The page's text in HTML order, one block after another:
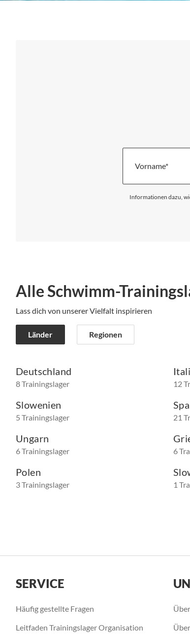
Informationen dazu,
Alle Schwimm-
Lass dich von unserer Vielfalt inspirieren
Länder Regionen
Deutschland
8 Trainingslager 12
Slowenien
5 Trainingslager 21
Ungarn
6 Trainingslager 6
Polen
3 Trainingslager 1
SERVICE
Häufig gestellte Fragen
Leitfaden Trainingslager Organisation